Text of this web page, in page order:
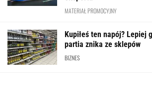
MATERIAŁ PROMOCYJNY
Kupiłeś ten napój? Lepiej
partia znika ze sklepów
BIZNES